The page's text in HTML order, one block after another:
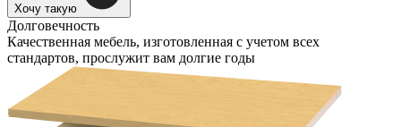
Хочу такую
Долговечность
Качественная мебель, изготовленная с учетом всех
стандартов, прослужит вам долгие годы